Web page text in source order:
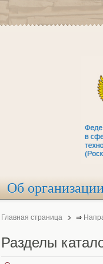
Об
Главная страница ⇒
Разделы